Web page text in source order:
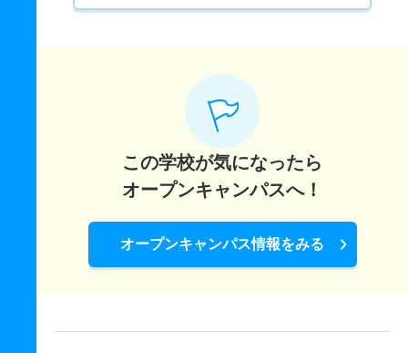
この学校が気になったら
オープンキャンパスへ！
オープンキャンパス情報をみる